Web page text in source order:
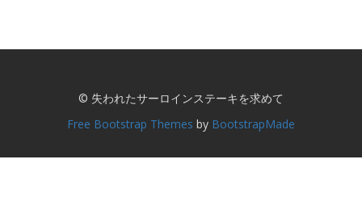
© 失われたサーロインステーキを求めて
Free Bootstrap Themes by BootstrapMade